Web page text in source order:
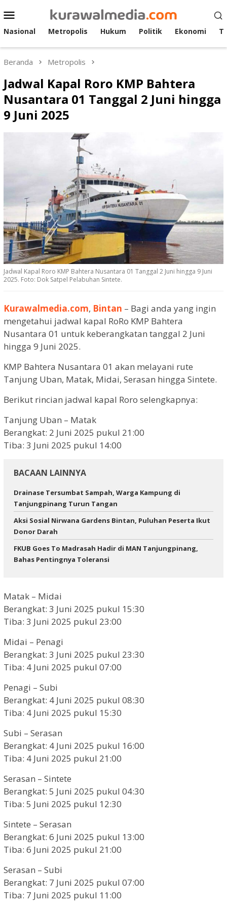
ke
konten
Menu
Mobile
Nasional Metropolis Hukum Politik Ekonomi
Beranda Metropolis
Jadwal Kapal Roro KMP Bahtera
Nusantara 01 Tanggal 2 Juni hingga
9 Juni 2025
Jadwal Kapal Roro KMP Bahtera Nusantara 01 Tanggal 2 Juni hingga 9 Juni
2025. Foto: Dok Satpel Pelabuhan Sintete.
Kurawalmedia.com, Bintan – Bagi anda yang ingin
mengetahui jadwal kapal RoRo KMP Bahtera
Nusantara 01 untuk keberangkatan tanggal 2 Juni
hingga 9 Juni 2025.
KMP Bahtera Nusantara 01 akan melayani rute
Tanjung Uban, Matak, Midai, Serasan hingga Sintete.
Berikut rincian jadwal kapal Roro selengkapnya:
Tanjung Uban – Matak
Berangkat: 2 Juni 2025 pukul 21:00
Tiba: 3 Juni 2025 pukul 14:00
BACAAN LAINNYA
Drainase Tersumbat Sampah, Warga Kampung di
Tanjungpinang Turun Tangan
Aksi Sosial Nirwana Gardens Bintan, Puluhan Peserta Ikut
Donor Darah
FKUB Goes To Madrasah Hadir di MAN Tanjungpinang,
Bahas Pentingnya Toleransi
Matak – Midai
Berangkat: 3 Juni 2025 pukul 15:30
Tiba: 3 Juni 2025 pukul 23:00
Midai – Penagi
Berangkat: 3 Juni 2025 pukul 23:30
Tiba: 4 Juni 2025 pukul 07:00
Penagi – Subi
Berangkat: 4 Juni 2025 pukul 08:30
Tiba: 4 Juni 2025 pukul 15:30
Subi – Serasan
Berangkat: 4 Juni 2025 pukul 16:00
Tiba: 4 Juni 2025 pukul 21:00
Serasan – Sintete
Berangkat: 5 Juni 2025 pukul 04:30
Tiba: 5 Juni 2025 pukul 12:30
Sintete – Serasan
Berangkat: 6 Juni 2025 pukul 13:00
Tiba: 6 Juni 2025 pukul 21:00
Serasan – Subi
Berangkat: 7 Juni 2025 pukul 07:00
Tiba: 7 Juni 2025 pukul 11:00